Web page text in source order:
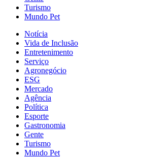
Turismo
Mundo Pet
Notícia
Vida de Inclusão
Entretenimento
Serviço
Agronegócio
ESG
Mercado
Agência
Política
Esporte
Gastronomia
Gente
Turismo
Mundo Pet